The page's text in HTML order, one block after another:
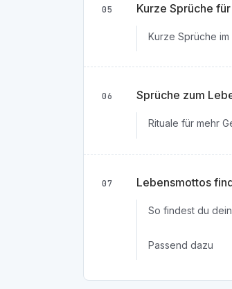
05 Kurze Sprüche
Kurze Sprüche
06 Sprüche zum
Rituale für mehr
07 Lebensmottos
So findest du
Passend dazu